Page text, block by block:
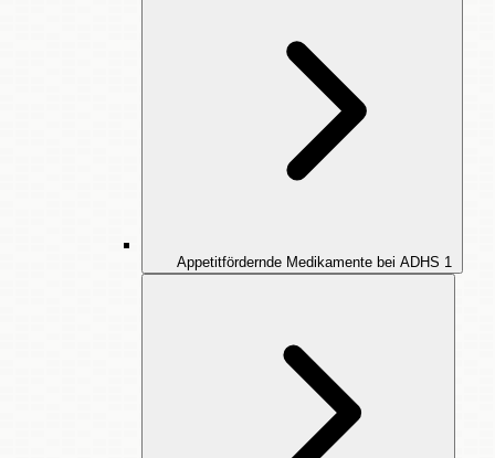
Appetitfördernde Medikamente bei ADHS 1